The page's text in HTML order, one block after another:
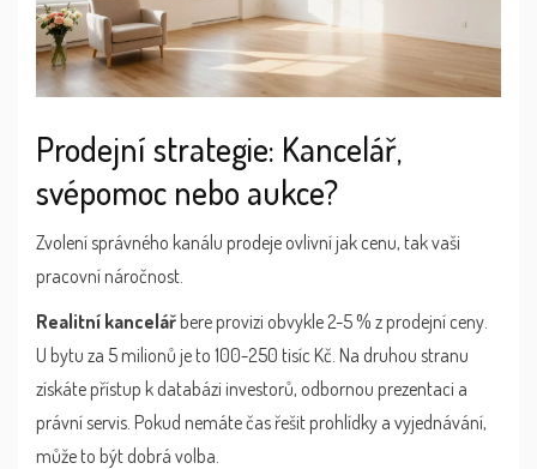
Prodejní strategie: Kancelář,
svépomoc nebo aukce?
Zvolení správného kanálu prodeje ovlivní jak cenu, tak vaši
pracovní náročnost.
Realitní kancelář bere provizi obvykle 2-5 % z prodejní ceny.
U bytu za 5 milionů je to 100-250 tisíc Kč. Na druhou stranu
získáte přístup k databázi investorů, odbornou prezentaci a
právní servis. Pokud nemáte čas řešit prohlídky a vyjednávání,
může to být dobrá volba.